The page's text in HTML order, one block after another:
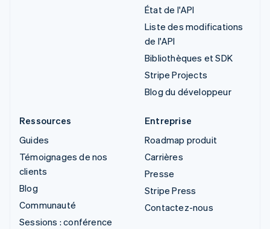
État de l'API
Liste des modifications
de l'API
Bibliothèques et SDK
Stripe Projects
Blog du développeur
Ressources
Guides
Témoignages de nos
clients
Blog
Communauté
Sessions : conférence
Entreprise
Roadmap produit
Carrières
Presse
Stripe Press
Contactez-nous